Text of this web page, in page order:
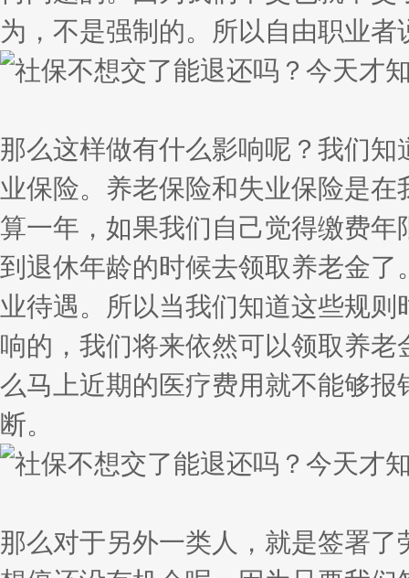
为，不是强制的。所以自由职业
那么这样做有什么影响呢？我们
业保险。养老保险和失业保险是
算一年，如果我们自己觉得缴费
到退休年龄的时候去领取养老金
业待遇。所以当我们知道这些规
响的，我们将来依然可以领取养
么马上近期的医疗费用就不能够
断。
那么对于另外一类人，就是签署